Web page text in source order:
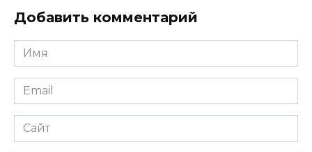
Добавить комментарий
Имя
*
Email
*
Сайт